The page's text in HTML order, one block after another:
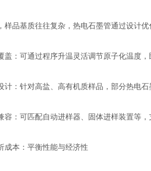
样品基质往往复杂，热电石墨管通过设计
盖：可通过程序升温灵活调节原子化温度
计：针对高盐、高有机质样品，部分热电
容：可匹配自动进样器、固体进样装置等
成本：平衡性能与经济性